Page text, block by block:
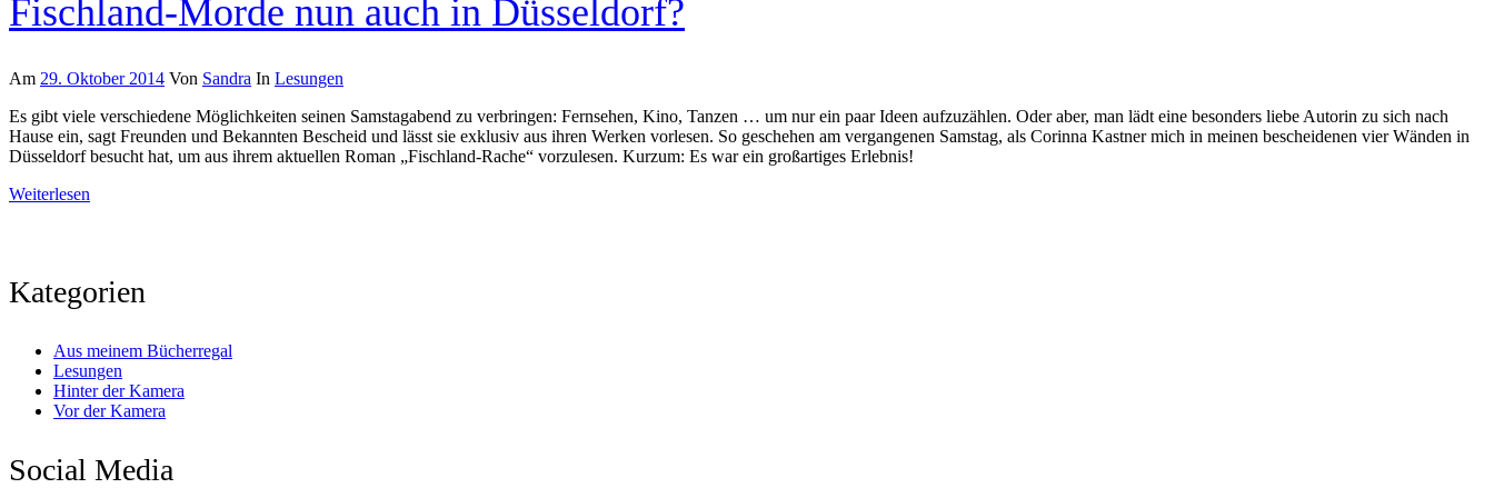
Fischland-Morde nun auch in Düsseldorf?
Am 29. Oktober 2014 Von Sandra In Lesungen
Es gibt viele verschiedene Möglichkeiten seinen Samstagabend zu verbringen: Fernsehen, Kino, Tanzen … um nur ein paar Ideen aufzuzählen. Oder aber, man lädt eine besonders liebe Autorin zu sich nach
Hause ein, sagt Freunden und Bekannten Bescheid und lässt sie exklusiv aus ihren Werken vorlesen. So geschehen am vergangenen Samstag, als Corinna Kastner mich in meinen bescheidenen vier Wänden in
Düsseldorf besucht hat, um aus ihrem aktuellen Roman „Fischland-Rache“ vorzulesen. Kurzum: Es war ein großartiges Erlebnis!
Weiterlesen
Kategorien
Aus meinem Bücherregal
Lesungen
Hinter der Kamera
Vor der Kamera
Social Media